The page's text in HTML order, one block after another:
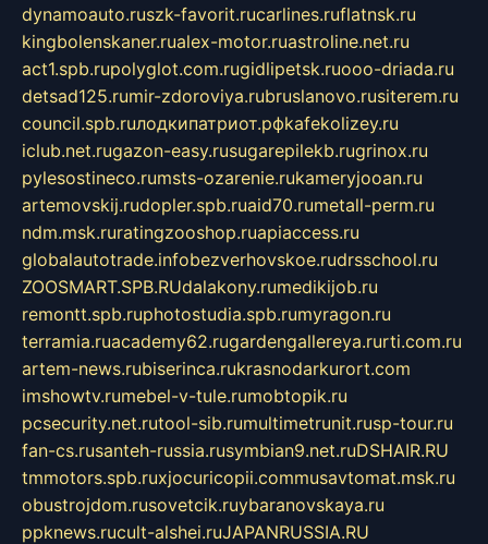
dynamoauto.ruszk-favorit.rucarlines.ruflatnsk.ru
kingbolenskaner.rualex-motor.ruastroline.net.ru
act1.spb.rupolyglot.com.rugidlipetsk.ruooo-driada.ru
detsad125.rumir-zdoroviya.rubruslanovo.rusiterem.ru
council.spb.ruлодкипатриот.рфkafekolizey.ru
iclub.net.rugazon-easy.rusugarepilekb.rugrinox.ru
pylesostineco.rumsts-ozarenie.rukameryjooan.ru
artemovskij.rudopler.spb.ruaid70.rumetall-perm.ru
ndm.msk.ruratingzooshop.ruapiaccess.ru
globalautotrade.infobezverhovskoe.rudrsschool.ru
ZOOSMART.SPB.RUdalakony.rumedikijob.ru
remontt.spb.ruphotostudia.spb.rumyragon.ru
terramia.ruacademy62.rugardengallereya.rurti.com.ru
artem-news.rubiserinca.rukrasnodarkurort.com
imshowtv.rumebel-v-tule.rumobtopik.ru
pcsecurity.net.rutool-sib.rumultimetrunit.rusp-tour.ru
fan-cs.rusanteh-russia.rusymbian9.net.ruDSHAIR.RU
tmmotors.spb.ruxjocuricopii.commusavtomat.msk.ru
obustrojdom.rusovetcik.ruybaranovskaya.ru
ppknews.rucult-alshei.ruJAPANRUSSIA.RU